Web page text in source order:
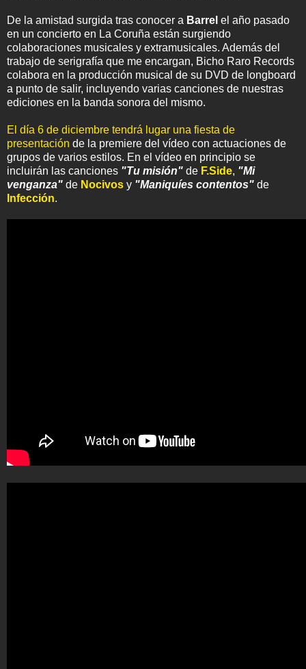
De la amistad surgida tras conocer a Barrel el año pasado
en un concierto en La Coruña están surgiendo
colaboraciones musicales y extramusicales. Además del
trabajo de serigrafía que me encargan, Bicho Raro Records
colabora en la producción musical de su DVD de longboard
a punto de salir, incluyendo varias canciones de nuestras
ediciones en la banda sonora del mismo.
El día 6 de diciembre tendrá lugar una fiesta de
presentación de la premiere del vídeo con actuaciones de
grupos de varios estilos. En el vídeo en principio se
incluirán las canciones "Tu misión" de F.Side, "Mi
venganza" de Nocivos y "Maniquíes contentos" de
Infección.